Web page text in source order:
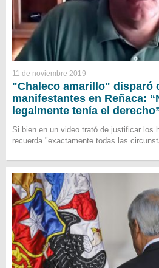
11 de noviembre 2019
"Chaleco amarillo" disparó
manifestantes en Reñaca:
legalmente tenía el
Si bien en un video trató de justificar los
recuerda "exactamente todas las